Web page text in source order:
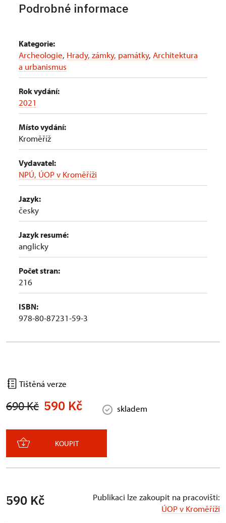
Podrobné informace
Kategorie:
Archeologie, Hrady, zámky, památky, Architektura
a urbanismus
Rok vydání:
2021
Místo vydání:
Kroměříž
Vydavatel:
NPÚ, ÚOP v Kroměříži
Jazyk:
česky
Jazyk resumé:
anglicky
Počet stran:
216
ISBN:
978-80-87231-59-3
Tištěná verze
690 Kč 590 Kč skladem
KOUPIT
590 Kč
Publikaci lze zakoupit na pracovišti:
ÚOP v Kroměříži